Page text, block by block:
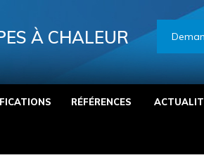
À CHALEUR
RÉFÉRENCES